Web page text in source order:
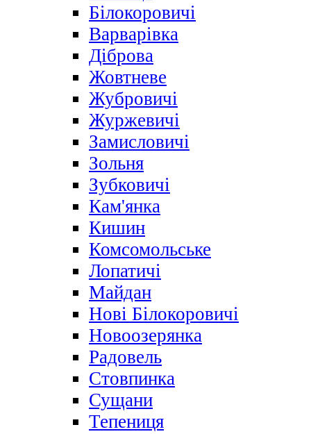
Білокоровичі
Варварівка
Діброва
Жовтневе
Жубровичі
Журжевичі
Замисловичі
Зольня
Зубковичі
Кам'янка
Кишин
Комсомольське
Лопатичі
Майдан
Нові Білокоровичі
Новоозерянка
Радовель
Стовпинка
Сущани
Тепениця